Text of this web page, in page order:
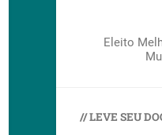
Eleito
// LEVE SEU